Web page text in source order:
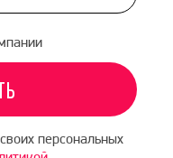
персональных